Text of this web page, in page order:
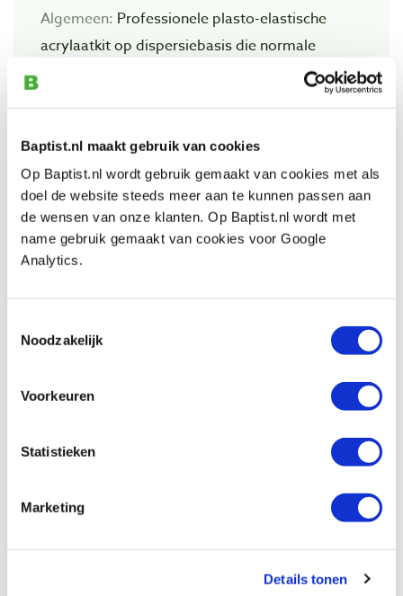
Baptist.nl maakt gebruik van cookies
Op Baptist.nl wordt gebruik gemaakt van cookies met als
doel de website steeds meer aan te kunnen passen aan
de wensen van onze klanten. Op Baptist.nl wordt met
name gebruik gemaakt van cookies voor Google
Analytics.
Noodzakelijk
Voorkeuren
Statistieken
Marketing
Details tonen
Algemeen: Professionele plasto-elastische
acrylaatkit op dispersiebasis die normale
relatieve vochtigheden kan verdragen, binnen
en buiten. Overschilderbaarheid vooraf testen.
t.o.v. metalen. Vorstbestendig tijdens transport
tot -15º C.
Semi pro handkitspuit plus 310 ml zwart
Artikelnummer: 122814